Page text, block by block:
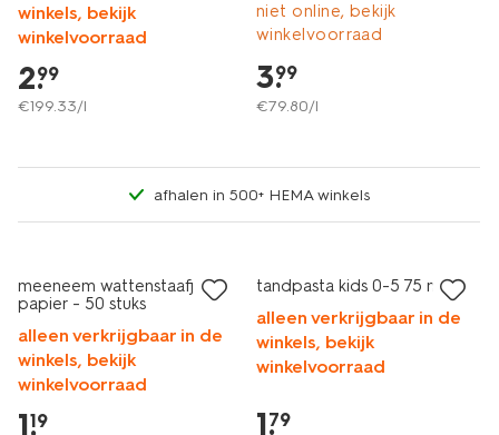
winkels, bekijk
winkelvoorraad
2.
99
€199.33/l
niet online, bekijk
winkelvoorraad
3.
99
€79.80/l
afhalen in 500+ HEMA winkels
meeneem wattenstaafjes
papier - 50 stuks
alleen verkrijgbaar in de
winkels, bekijk
winkelvoorraad
1.
19
tandpasta kids 0-5 75 ml
alleen verkrijgbaar in de
winkels, bekijk
winkelvoorraad
1.
79